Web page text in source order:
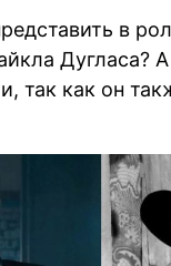
в
Дугласа? А
так как он